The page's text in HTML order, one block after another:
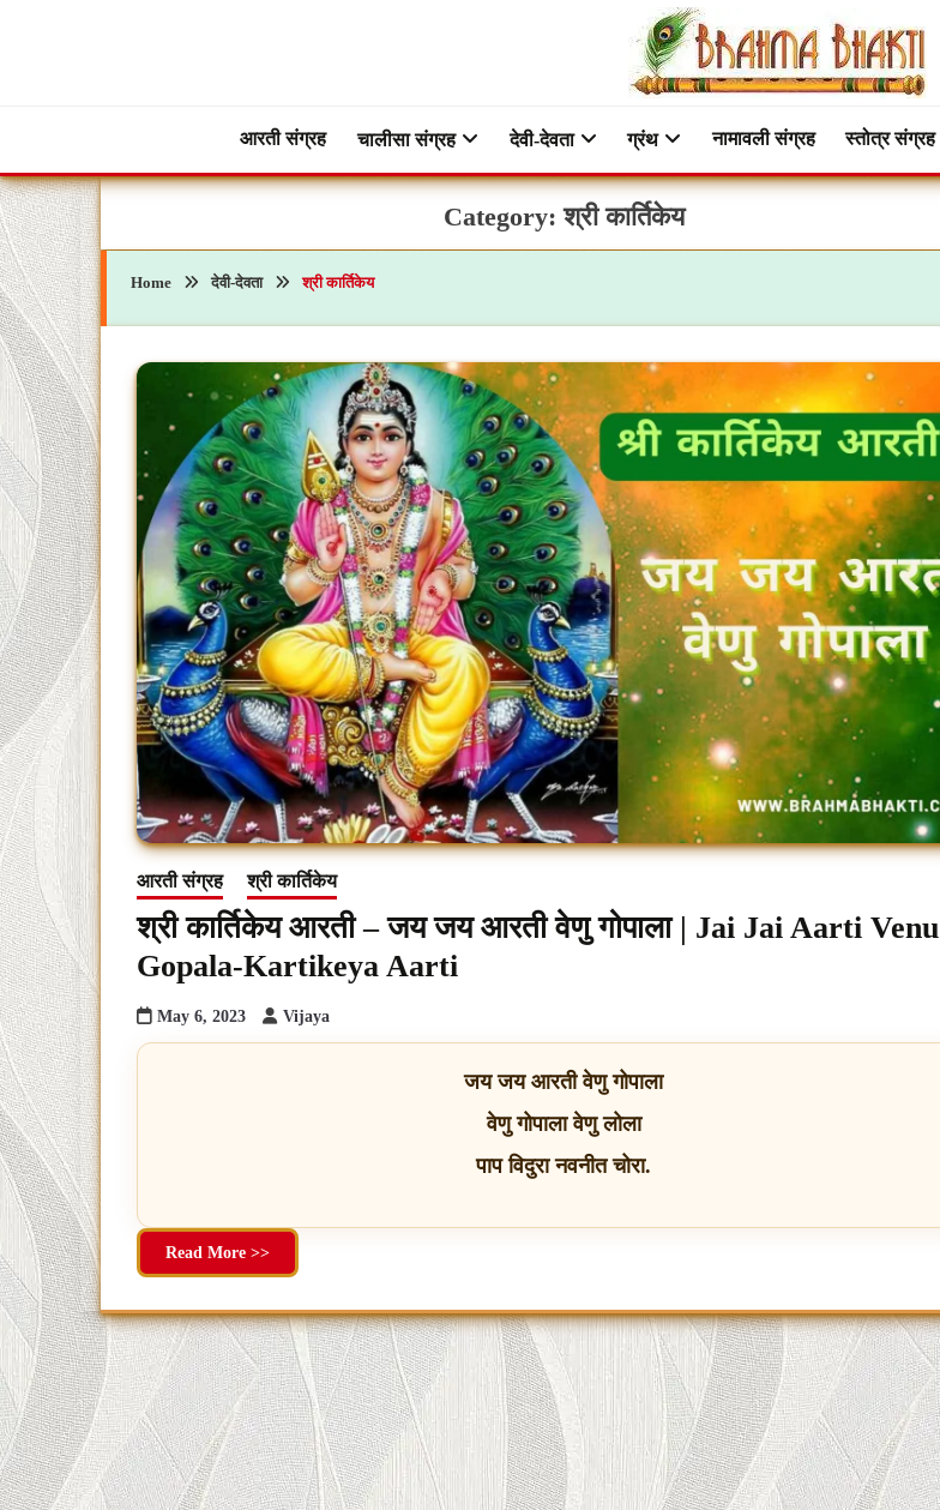
ब्रह्मभक्तीआरती संग्रह
चालीसा संग्रह देवी-देवता ग्रंथ नामावली संग्रह स्तोत्र संग्रह
Category:श्री कार्तिकेय
Home देवी-देवता श्री कार्तिकेय
आरती संग्रह श्री कार्तिकेय
श्री कार्तिकेय आरती – जय जय आरती वेणु गोपाला | Jai Jai Aarti Venu
Gopala-Kartikeya Aarti
May 6, 2023 Vijaya
जय जय आरती वेणु गोपाला
वेणु गोपाला वेणु लोला
पाप विदुरा नवनीत चोरा.
Read More >>